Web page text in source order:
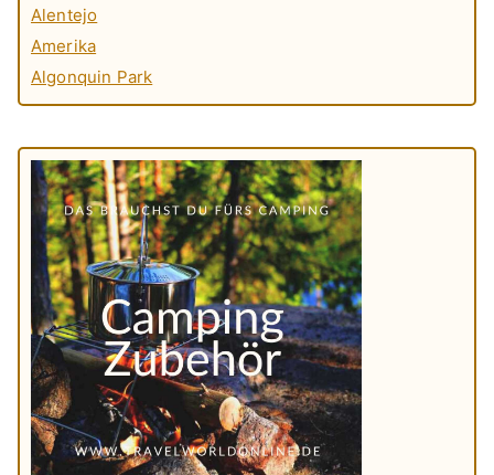
Alentejo
Amerika
Algonquin Park